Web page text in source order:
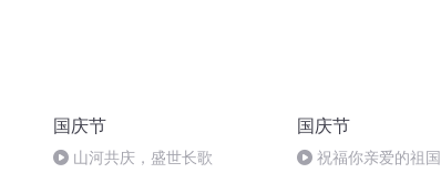
国庆节
山河共庆，盛世长歌
国庆节
祝福你亲爱的祖国